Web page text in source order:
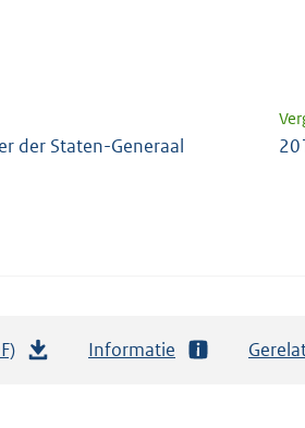
der Staten-Generaal
Informatie